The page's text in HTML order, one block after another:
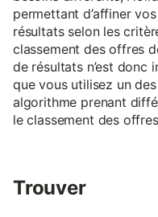
permettant d’affiner
résultats selon les
classement des offres
de résultats n’est donc
que vous utilisez un
algorithme prenant
le classement des
Trouver